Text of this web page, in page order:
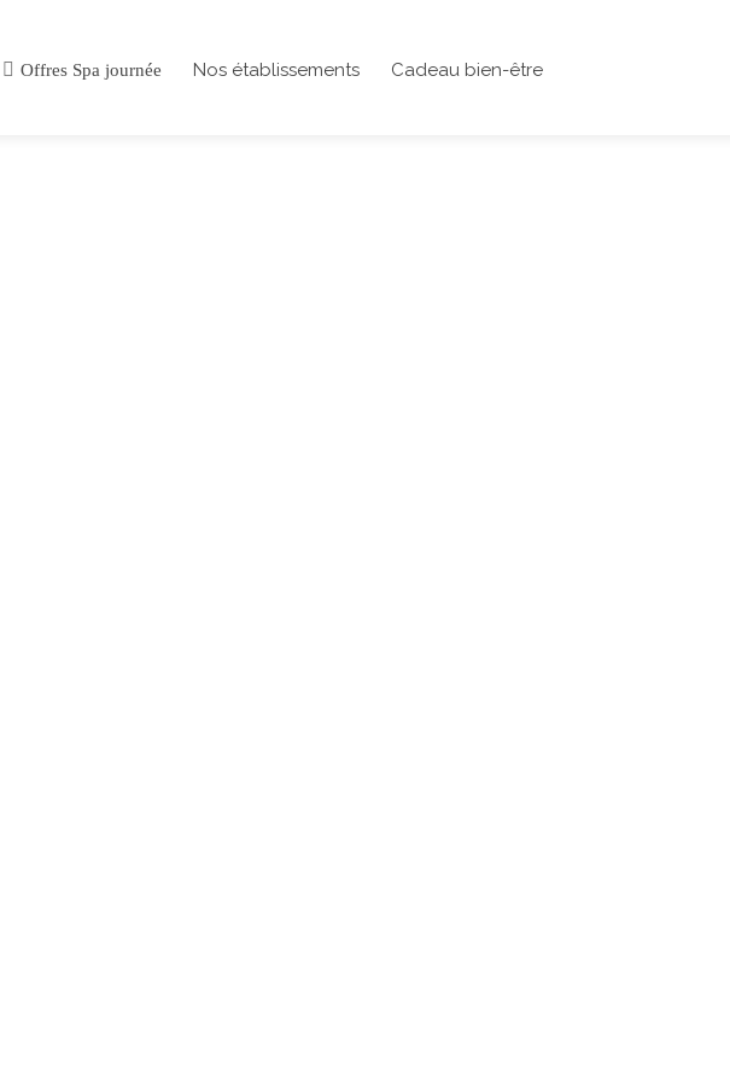
Offres Spa journée Nos établissements Cadeau bien-être